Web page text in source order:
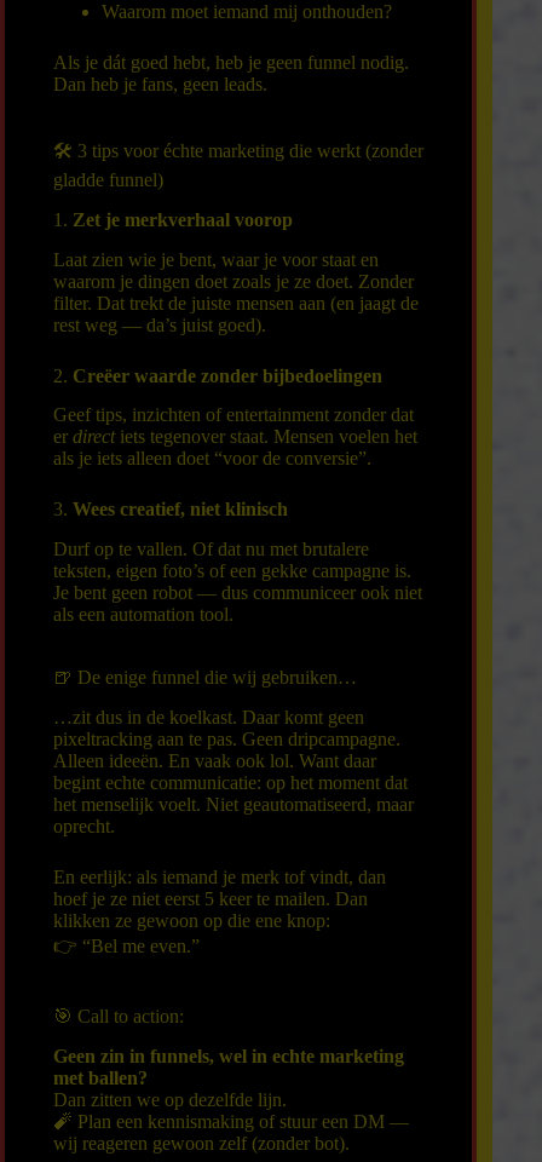
Waarom moet iemand mij onthouden?
Als je dát goed hebt, heb je geen funnel nodig.
Dan heb je fans, geen leads.
🛠️ 3 tips voor échte marketing die werkt (zonder
gladde funnel)
1. Zet je merkverhaal voorop
Laat zien wie je bent, waar je voor staat en
waarom je dingen doet zoals je ze doet. Zonder
filter. Dat trekt de juiste mensen aan (en jaagt de
rest weg — da’s juist goed).
2. Creëer waarde zonder bijbedoelingen
Geef tips, inzichten of entertainment zonder dat
er directiets tegenover staat. Mensen voelen het
als je iets alleen doet “voor de conversie”.
3. Wees creatief, niet klinisch
Durf op te vallen. Of dat nu met brutalere
teksten, eigen foto’s of een gekke campagne is.
Je bent geen robot — dus communiceer ook niet
als een automation tool.
🍺 De enige funnel die wij gebruiken…
…zit dus in de koelkast. Daar komt geen
pixeltracking aan te pas. Geen dripcampagne.
Alleen ideeën. En vaak ook lol. Want daar
begint echte communicatie: op het moment dat
het menselijk voelt. Niet geautomatiseerd, maar
oprecht.
En eerlijk: als iemand je merk tof vindt, dan
hoef je ze niet eerst 5 keer te mailen. Dan
klikken ze gewoon op die ene knop:
👉 “Bel me even.”
🎯 Call to action:
Geen zin in funnels, wel in echte marketing
met ballen?
Dan zitten we op dezelfde lijn.
🧨 Plan een kennismaking of stuur een DM —
wij reageren gewoon zelf (zonder bot).